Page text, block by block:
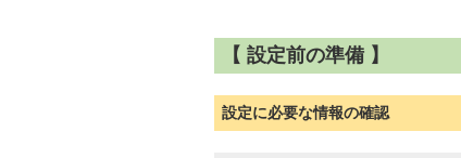
【 設定前の準備 】
設定に必要な情報の確認